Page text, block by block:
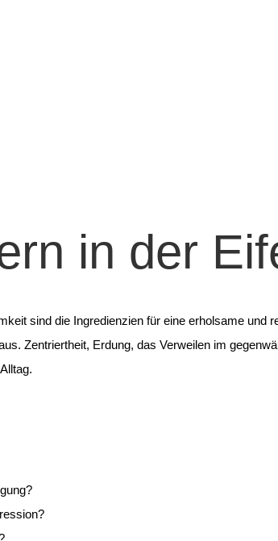
in der
sind die Ingredienzien für eine erholsame und
Zentriertheit, Erdung, das Verweilen im